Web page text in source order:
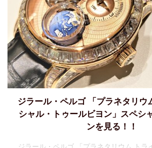
ジラール・ペルゴ 「プラネタリウ
シャル・トゥールビヨン」スペシ
ンを見る！！
ジラール・ペルゴ 「プラネタリウム トラ